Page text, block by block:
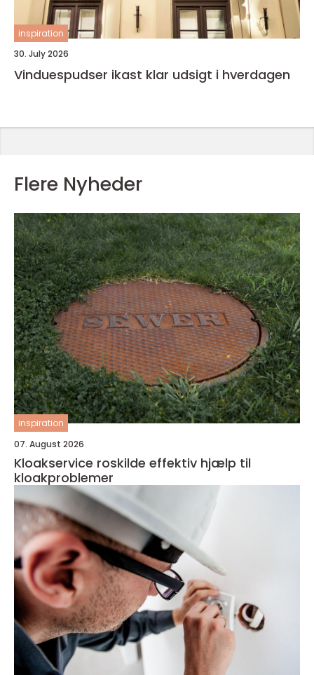
inspiration
30. July 2026
Vinduespudser ikast klar udsigt i hverdagen
Flere Nyheder
inspiration
07. August 2026
Kloakservice roskilde effektiv hjælp til
kloakproblemer